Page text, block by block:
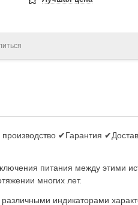
✔Гарантия
питания между этими
многих лет.
индикаторами